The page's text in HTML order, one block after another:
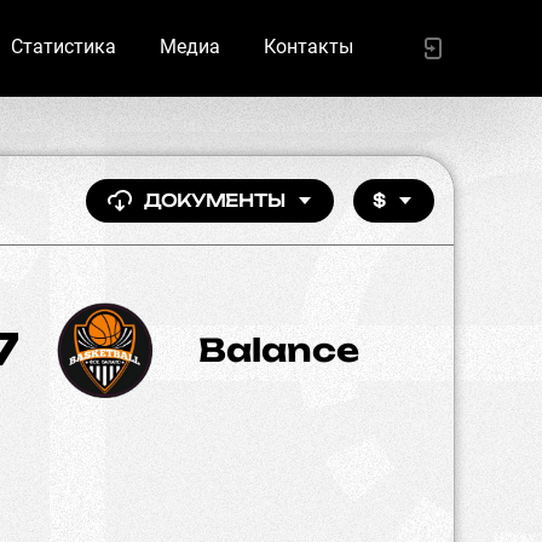
Статистика Медиа Контакты
ДОКУМЕНТЫ $
Balance